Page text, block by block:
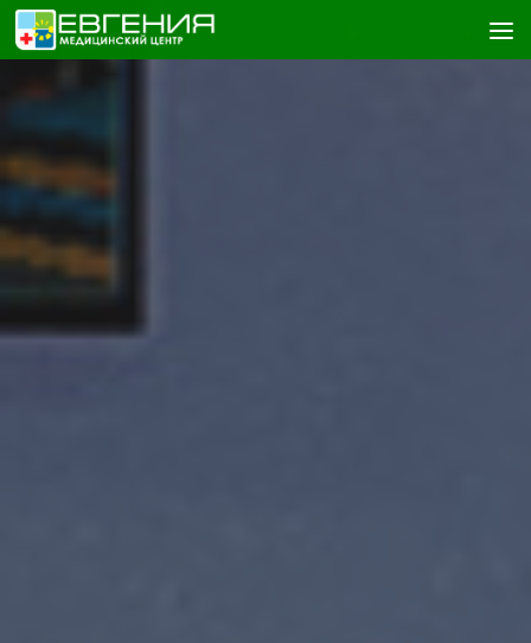
Skip to content